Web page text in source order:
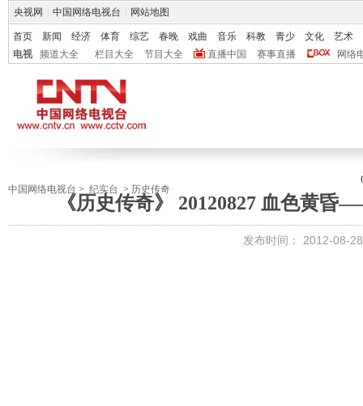
央视网 中国网络电视台 网站地图
首页 新闻 经济 体育 综艺 春晚 戏曲 音乐 科教 青少 文化
艺术
电视
频道大全 栏目大全 节目大全 直播中国 赛事直播 网络
中国网络电视台 > 纪实台 > 历史传奇
《历史传奇》 20120827 血色黄
发布时间： 2012-08-